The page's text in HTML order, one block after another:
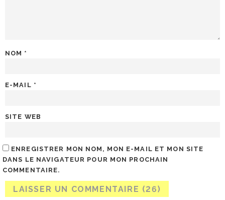
NOM *
E-MAIL *
SITE WEB
ENREGISTRER MON NOM, MON E-MAIL ET MON SITE
DANS LE NAVIGATEUR POUR MON PROCHAIN
COMMENTAIRE.